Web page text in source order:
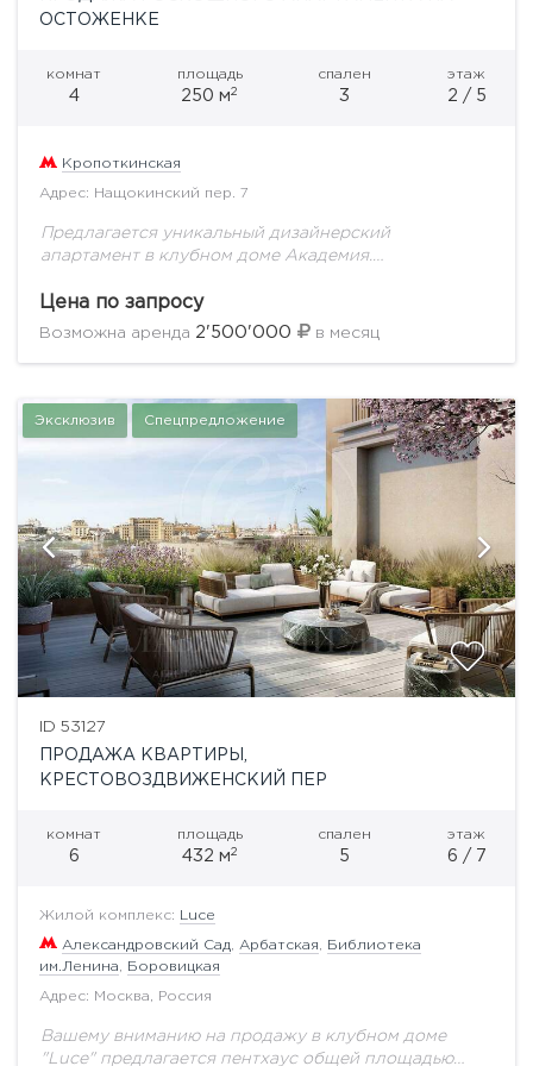
ОСТОЖЕНКЕ
комнат
4
площадь
250 м2
спален
3
этаж
2 / 5
Кропоткинская
Адрес: Нащокинский пер. 7
Предлагается уникальный дизайнерский
апартамент в клубном доме Академия.
включает в себя: кухню-столовую, которая отделена
от просторной гостиной, приватную зону,
Цена по запросу
Возможна аренда 2'500'000 в месяц
Эксклюзив Спецпредложение
ID 53127
ПРОДАЖА КВАРТИРЫ,
КРЕСТОВОЗДВИЖЕНСКИЙ ПЕР
комнат
6
площадь
432 м2
спален
5
этаж
6 / 7
Жилой комплекс: Luce
Александровский Сад Арбатская
Библиотека
им.Ленина
Боровицкая
Адрес: Москва, Россия
Вашему вниманию на продажу в клубном доме
"Luce" предлагается пентхаус общей площадью